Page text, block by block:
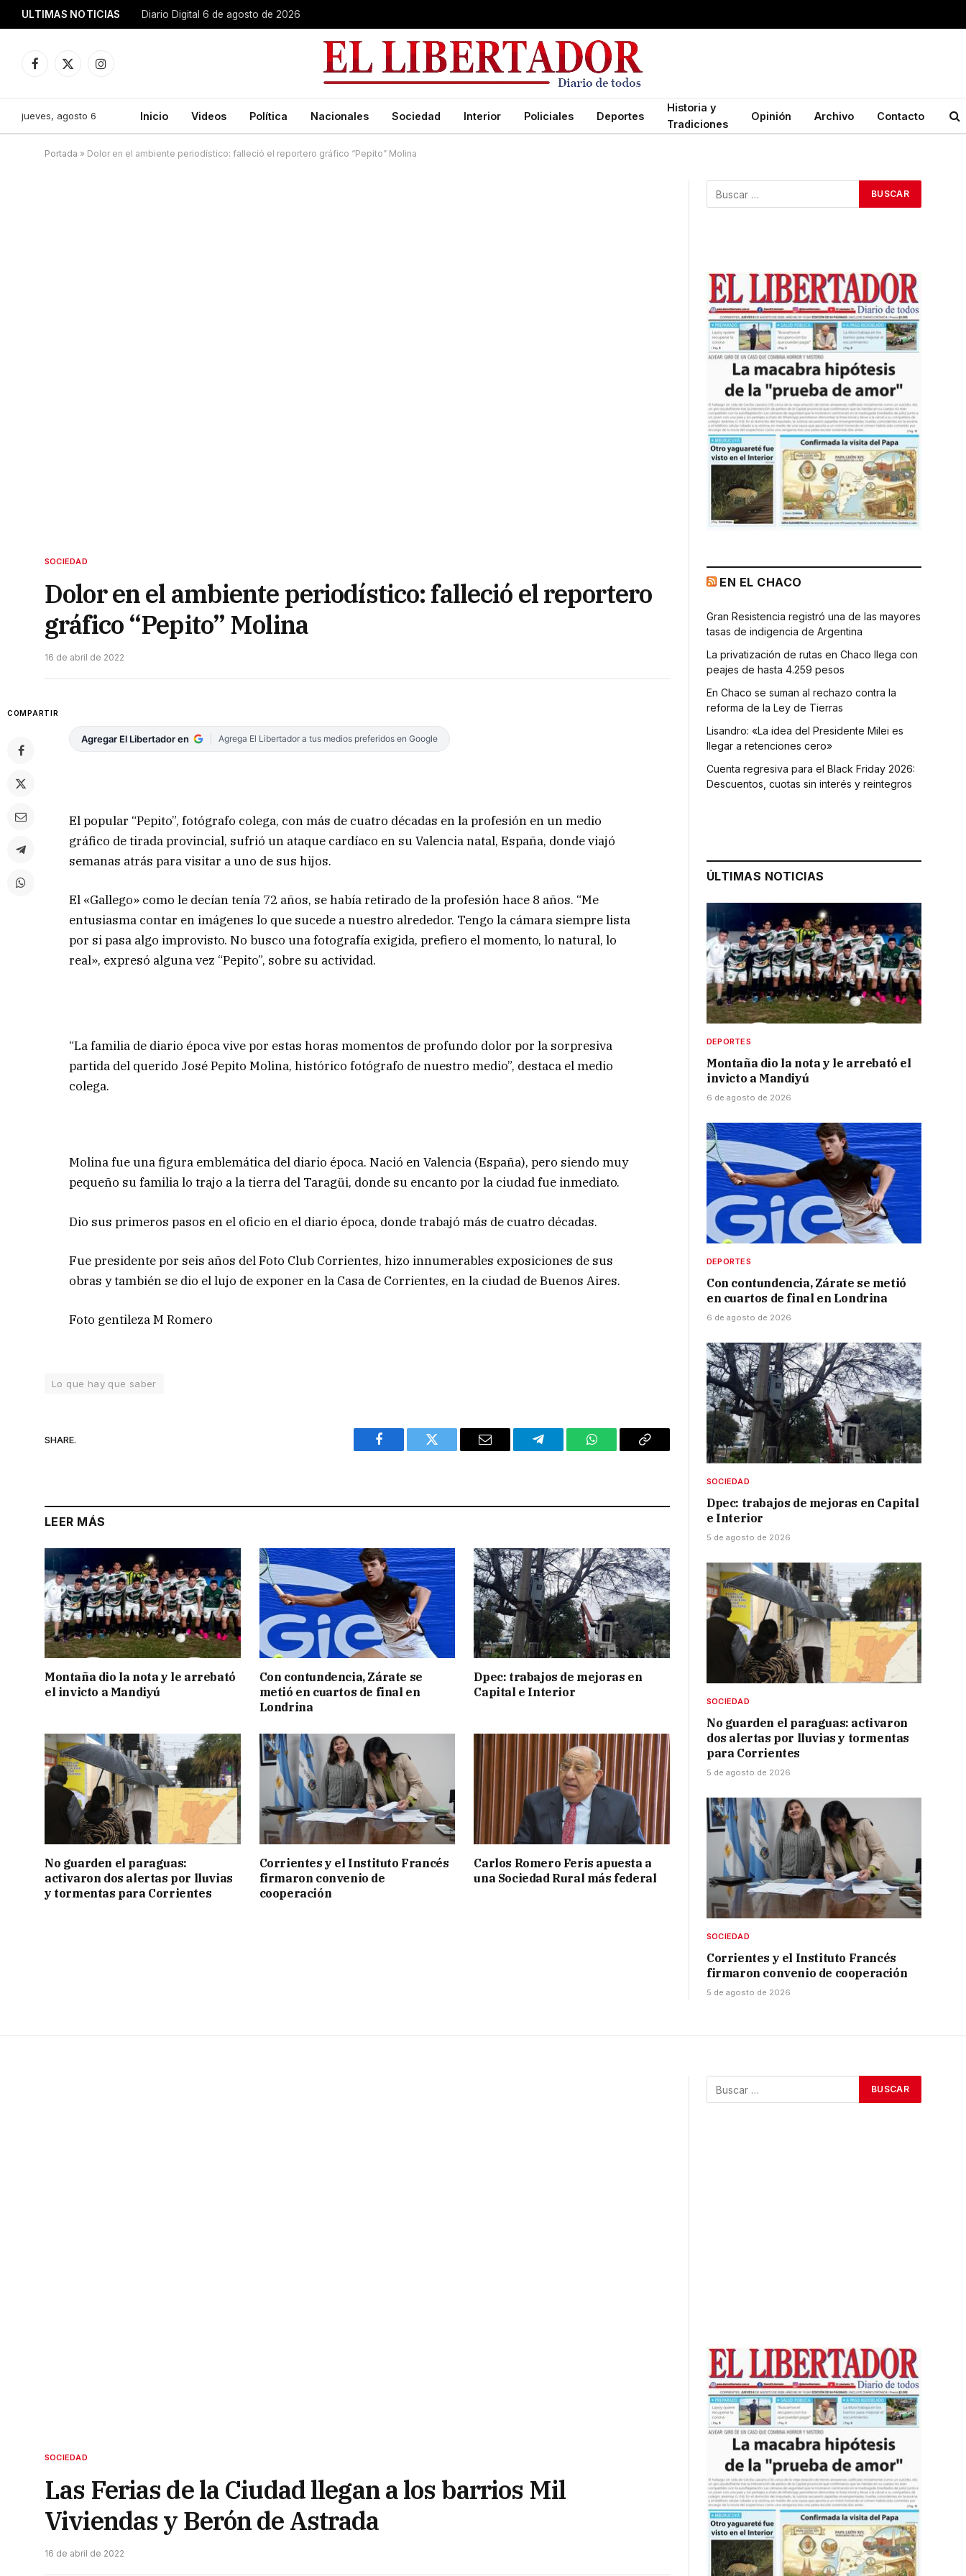
ULTIMAS NOTICIAS Diario Digital 6 de agosto de 2026
Facebook
X
Instagram
jueves, agosto 6 Inicio Videos Política Nacionales Sociedad Interior Policiales Deportes
Historia y
Tradiciones
Opinión Archivo Contacto
Portada » Dolor en el ambiente periodístico: falleció el reportero gráfico “Pepito” Molina
SOCIEDAD
Dolor en el ambiente periodístico: falleció el reportero
gráfico “Pepito” Molina
16 de abril de 2022
COMPARTIR
Agregar El Libertador en Agrega El Libertador a tus medios preferidos en Google
El popular “Pepito”, fotógrafo colega, con más de cuatro décadas en la profesión en un medio
gráfico de tirada provincial, sufrió un ataque cardíaco en su Valencia natal, España, donde viajó
semanas atrás para visitar a uno de sus hijos.
El «Gallego» como le decían tenía 72 años, se había retirado de la profesión hace 8 años. “Me
entusiasma contar en imágenes lo que sucede a nuestro alrededor. Tengo la cámara siempre lista
por si pasa algo improvisto. No busco una fotografía exigida, prefiero el momento, lo natural, lo
real», expresó alguna vez “Pepito”, sobre su actividad.
“La familia de diario época vive por estas horas momentos de profundo dolor por la sorpresiva
partida del querido José Pepito Molina, histórico fotógrafo de nuestro medio”, destaca el medio
colega.
Molina fue una figura emblemática del diario época. Nació en Valencia (España), pero siendo muy
pequeño su familia lo trajo a la tierra del Taragüi, donde su encanto por la ciudad fue inmediato.
Dio sus primeros pasos en el oficio en el diario época, donde trabajó más de cuatro décadas.
Fue presidente por seis años del Foto Club Corrientes, hizo innumerables exposiciones de sus
obras y también se dio el lujo de exponer en la Casa de Corrientes, en la ciudad de Buenos Aires.
Foto gentileza M Romero
Lo que hay que saber
SHARE.
Facebook Twitter Email Telegram WhatsAppCopy
LEER MÁS
Montaña dio la nota y le arrebató
el invicto a Mandiyú
Con contundencia, Zárate se
metió en cuartos de final en
Londrina
Dpec: trabajos de mejoras en
Capital e Interior
No guarden el paraguas:
activaron dos alertas por lluvias
y tormentas para Corrientes
Corrientes y el Instituto Francés
firmaron convenio de
cooperación
Carlos Romero Feris apuesta a
una Sociedad Rural más federal
EN EL CHACO
Gran Resistencia registró una de las mayores
tasas de indigencia de Argentina
La privatización de rutas en Chaco llega con
peajes de hasta 4.259 pesos
En Chaco se suman al rechazo contra la
reforma de la Ley de Tierras
Lisandro: «La idea del Presidente Milei es
llegar a retenciones cero»
Cuenta regresiva para el Black Friday 2026:
Descuentos, cuotas sin interés y reintegros
ÚLTIMAS NOTICIAS
DEPORTES
Montaña dio la nota y le arrebató el
invicto a Mandiyú
6 de agosto de 2026
DEPORTES
Con contundencia, Zárate se metió
en cuartos de final en Londrina
6 de agosto de 2026
SOCIEDAD
Dpec: trabajos de mejoras en Capital
e Interior
5 de agosto de 2026
SOCIEDAD
No guarden el paraguas: activaron
dos alertas por lluvias y tormentas
para Corrientes
5 de agosto de 2026
SOCIEDAD
Corrientes y el Instituto Francés
firmaron convenio de cooperación
5 de agosto de 2026
SOCIEDAD
Las Ferias de la Ciudad llegan a los barrios Mil
Viviendas y Berón de Astrada
16 de abril de 2022